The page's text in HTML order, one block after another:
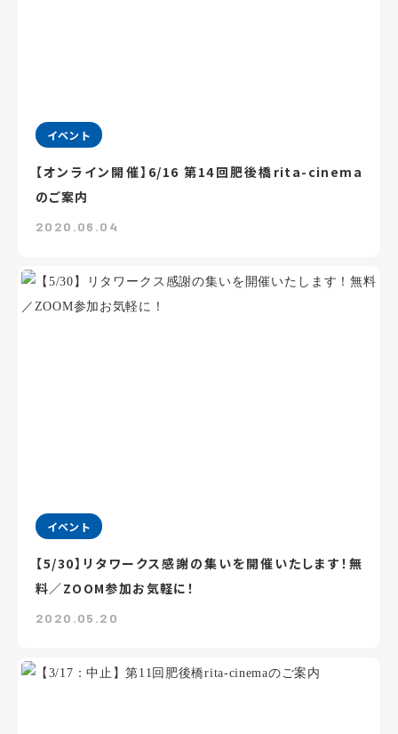
イベント
【オンライン開催】6/16 第14回肥後橋rita-cinema
のご案内
2020.06.04
イベント
【5/30】リタワークス感謝の集いを開催いたします！無
料／ZOOM参加お気軽に！
2020.05.20